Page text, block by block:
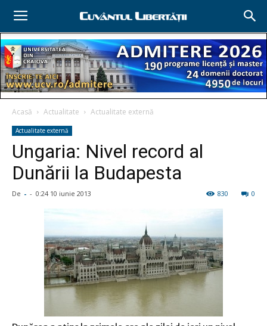
Acasă Actualitate Actualitate externă
Actualitate externă
Ungaria: Nivel record al
Dunării la Budapesta
De - - 0:24 10 iunie 2013 0
830